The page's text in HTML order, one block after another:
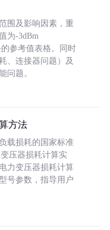
围及影响因素，重
为-3dBm
参考值表格。同时
、连接器问题）及
问题。
方法
载损耗的国家标准
变压器损耗计算实
力变压器损耗计算
号参数，指导用户